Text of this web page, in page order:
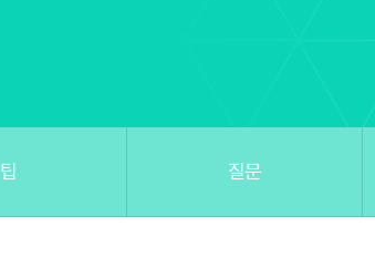
훈련코치/특성 도우미
스쿼드 피드
팁 질문